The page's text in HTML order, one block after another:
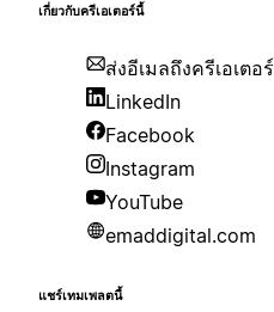
เกี่ยวกับครีเอเตอร์นี้
ส่งอีเมลถึงครีเอเตอร์
LinkedIn
Facebook
Instagram
YouTube
emaddigital.com
แชร์เทมเพลตนี้